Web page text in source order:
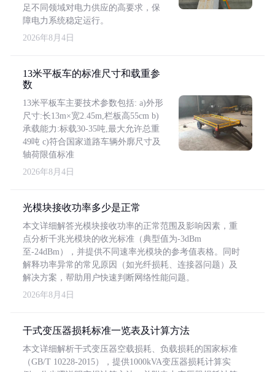
足不同领域对电力供应的高要求，保
障电力系统稳定运行。
2026年8月4日
13米平板车的标准尺寸和载重参
数
13米平板车主要技术参数包括: a)外形
尺寸:长13m×宽2.45m,栏板高55cm b)
承载能力:标载30-35吨,最大允许总重
49吨 c)符合国家道路车辆外廓尺寸及
轴荷限值标准
2026年8月4日
光模块接收功率多少是正常
本文详细解答光模块接收功率的正常范围及影响因素，重
点分析千兆光模块的收光标准（典型值为-3dBm
至-24dBm），并提供不同速率光模块的参考值表格。同时
解释功率异常的常见原因（如光纤损耗、连接器问题）及
解决方案，帮助用户快速判断网络性能问题。
2026年8月4日
干式变压器损耗标准一览表及计算方法
本文详细解析干式变压器空载损耗、负载损耗的国家标准
（GB/T 10228-2015），提供1000kVA变压器损耗计算实